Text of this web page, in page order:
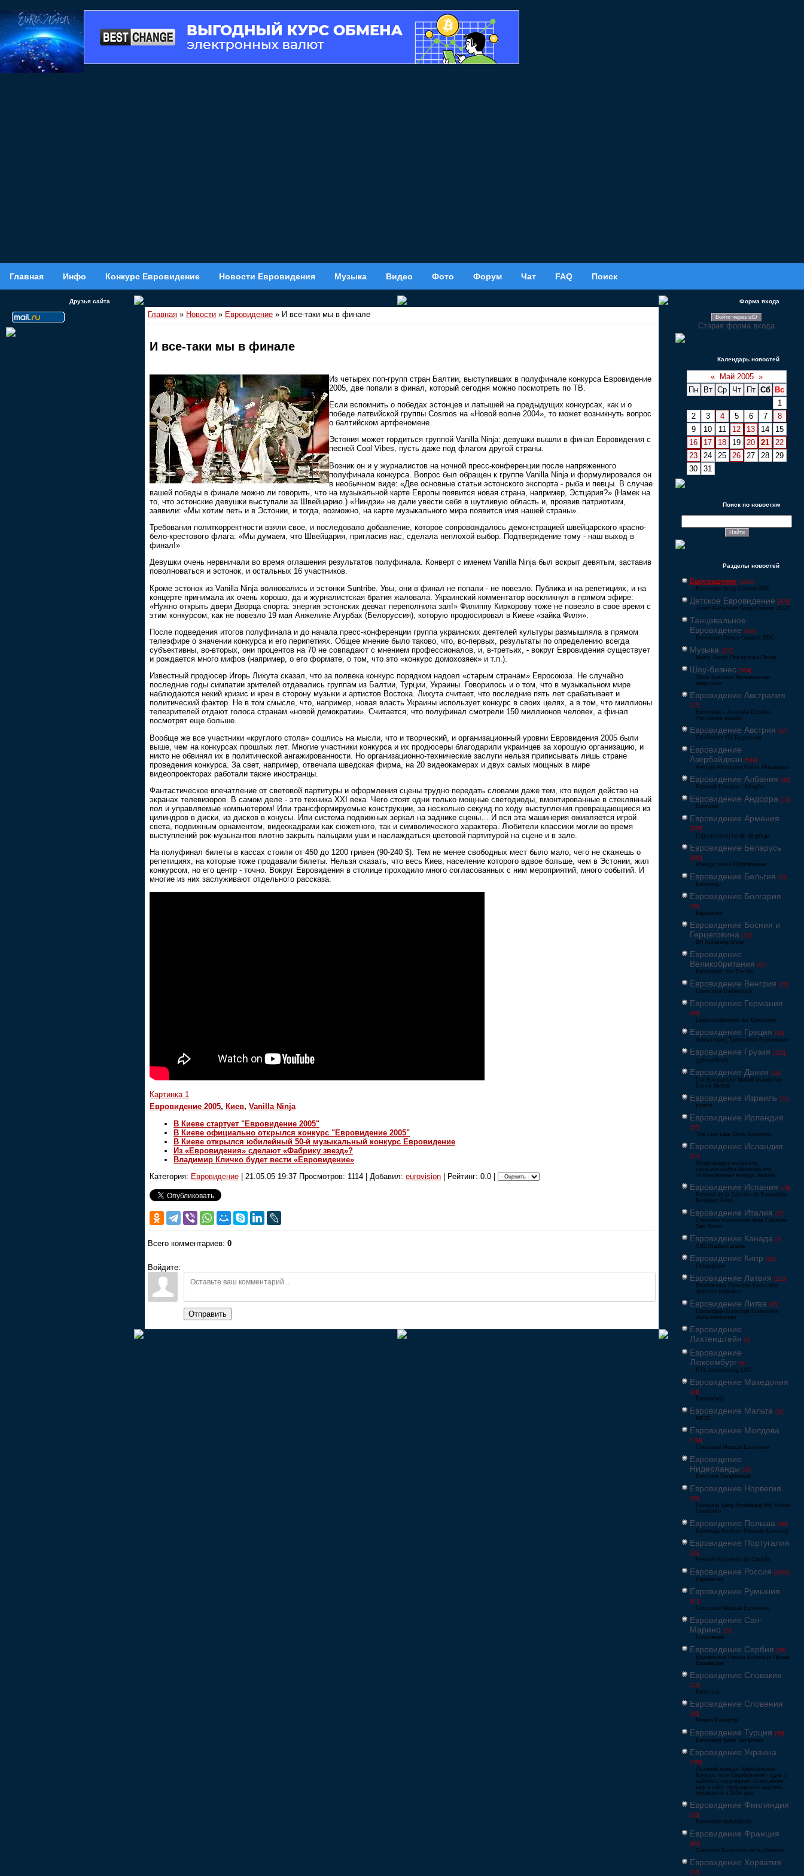
Главная Инфо Конкурс Евровидение Новости Евровидения Музыка Видео Фото Форум Чат FAQ Поиск
Друзья сайта
Главная » Новости » Евровидение » И все-таки мы в финале
И все-таки мы в финале
Из четырех поп-групп стран Балтии, выступивших в полуфинале конкурса Евровидение
2005, две попали в финал, который сегодня можно посмотреть по ТВ.
Если вспомнить о победах эстонцев и латышей на предыдущих конкурсах, как и о
победе латвийской группы Cosmos на «Новой волне 2004», то может возникнуть вопрос
о балтийском артфеномене.
Эстония может гордиться группой Vanilla Ninja: девушки вышли в финал Евровидения с
песней Cool Vibes, пусть даже под флагом другой страны.
Возник он и у журналистов на ночной пресс-конференции после напряженного
полуфинала конкурса. Вопрос был обращен к группе Vanilla Ninja и формулировался он
в необычном виде: «Две основные статьи эстонского экспорта - рыба и певцы. В случае
вашей победы в финале можно ли говорить, что на музыкальной карте Европы появится новая страна, например, Эстцария?» (Намек на
то, что эстонские девушки выступали за Швейцарию.) «Ниндзи» не дали увести себя в шутливую область и, проявив патриотизм,
заявили: «Мы хотим петь и в Эстонии, и тогда, возможно, на карте музыкального мира появится имя нашей страны».
Требования политкорректности взяли свое, и последовало добавление, которое сопровождалось демонстрацией швейцарского красно-
бело-крестового флага: «Мы думаем, что Швейцария, пригласив нас, сделала неплохой выбор. Подтверждение тому - наш выход в
финал!»
Девушки очень нервничали во время оглашения результатов полуфинала. Конверт с именем Vanilla Ninja был вскрыт девятым, заставив
поволноваться и эстонок, и остальных 16 участников.
Кроме эстонок из Vanilla Ninja волновались и эстонки Suntribe. Увы, они в финал не попали - не повезло. Публика и на репетициях, и на
концерте принимала их очень хорошо, да и журналистская братия жаловала. Украинский комментатор воскликнул в прямом эфире:
«Нужно открыть двери Дворца спорта: энергия эстонских девчат переполнила зал!» Филиппу Киркорову тоже не повезло в свое время с
этим конкурсом, как не повезло 19 мая Анжелике Агурбах (Белоруссия), которую продюсировал в Киеве «зайка Филя».
После подведения итогов полуфинала и до начала пресс-конференции группа украинских деятелей культуры размышляла в прямом
телеэфире о значении конкурса и его перипетиях. Общее мнение было таково, что, во-первых, результаты по определению всегда
субъективны, во-вторых, они процентов на 70 не совпадают с мнением профессионалов, и, в-третьих, - вокруг Евровидения существует
и рождается много мифов (например, о его формате, о том, что это «конкурс домохозяек» и т.п.).
Известный продюсер Игорь Лихута сказал, что за полвека конкурс порядком надоел «старым странам» Евросоюза. Не случайно
последние годы симпатии зрителей отдавались группам из Балтии, Турции, Украины. Говорилось и о том, что в музыкальном мире
наблюдаются некий кризис и крен в сторону музыки и артистов Востока. Лихута считает, что последние пять лет срабатывает и
политический фактор. Не в том смысле, что, например, новая власть Украины использует конкурс в своих целях, а в том, что миллионы
телезрителей отдают голоса странам «новой демократии». Считается, что полуфинал смотрели 150 миллионов человек, а финал
посмотрят еще больше.
Вообще же все участники «круглого стола» сошлись на мысли, что и творческий, и организационный уровни Евровидения 2005 были
выше, чем на конкурсах прошлых лет. Многие участники конкурса и их продюсеры благодарили украинцев за хорошую организацию, и
никто не обвинял их в политической ангажированности. Но организационно-технические заслуги нельзя приписывать лишь стране
проведения конкурса. За свет, например, отвечала шведская фирма, на 20 видеокамерах и двух самых мощных в мире
видеопроекторах работали также иностранцы.
Фантастическое впечатление от световой партитуры и оформления сцены трудно передать словами даже тем, кто видел действо на
экранах телевизоров. В самом деле - это техника XXI века. Чего стоят одни только мощные светодиоды, вмонтированные в стеклянный
пол и управляемые компьютером! Или трансформируемые конструкции, за несколько секунд по ходу выступления превращающиеся из
цилиндров в диски, из дисков в конусы. Или система подвижных зеркал на заднике сцены… И вся эта машинерия оживляется игрой
света, подвижным орнаментом, видеокадрами как сюжетного, так и символического характера. Любители классики могли во время
выступлений рок-музыкантов плотно закрыть пальцами уши и наслаждаться цветовой партитурой на сцене и в зале.
На полуфинал билеты в кассах стоили от 450 до 1200 гривен (90-240 $). Тем не менее свободных мест было мало, чего не скажешь о
репетициях, на которые тоже продавали билеты. Нельзя сказать, что весь Киев, население которого вдвое больше, чем в Эстонии, жил
конкурсом, но его центр - точно. Вокруг Евровидения в столице проходило много согласованных с ним мероприятий, много событий. И
многие из них заслуживают отдельного рассказа.
Картинка 1
Евровидение 2005, Киев, Vanilla Ninja
В Киеве стартует "Евровидение 2005"
В Киеве официально открылся конкурс "Евровидение 2005"
В Киеве открылся юбилейный 50-й музыкальный конкурс Евровидение
Из «Евровидения» сделают «Фабрику звезд»?
Владимир Кличко будет вести «Евровидение»
Категория: Евровидение 21.05.05 19:37 Просмотров: 1114 | Добавил: eurovision | Рейтинг: 0.0 |
Всего комментариев: 0
Войдите:
Отправить
Форма входа
Войти через uID
Старая форма входа
Календарь новостей
« Май 2005 »
Пн
Вт Ср Чт Пт Сб
Вс
1
2
3 4 5 6 7
8
9
10 11 12 13 14
15
16
17 18 19 20 21
22
23
24 25 26 27 28
29
30
31
Поиск по новостям
Разделы новостей
Евровидение [1858]
Eurovision Song Contest ESC
Детское Евровидение [878]
Junior Eurovision Song Contest JESC
Танцевальное
Евровидение [106]
Eurovision Dance Contest EDC
Музыка [257]
Music Songs Поп-музыка Песни
Шоу-бизнес [564]
Show Business Музыкальная
индустрия
Евровидение Австралия
[17]
Eurovision – Australia Decides
Австралия решает
Евровидение Австрия [24]
Ö3-Wecker Ö3 Будильник
Евровидение
Азербайджан [549]
Avrovijn Avroviziya Mahnı Müsabiqəsi
Евровидение Албания [32]
Festivali Evropian i Këngës
Евровидение Андорра [15]
Eurovisió
Евровидение Армения
[228]
Եվրատեսիլ երգի մրցույթ
Евровидение Беларусь
[600]
Конкурс песні Еўрабачанне
Евровидение Бельгия [24]
Eurosong
Евровидение Болгария
[26]
Евровизия
Евровидение Босния и
Герцеговина [21]
BH Eurosong Show
Евровидение
Великобритания [67]
Eurovision: You Decide
Евровидение Венгрия [22]
Eurovíziós Dalfesztivá
Евровидение Германия
[80]
Liederwettbewerb der Eurovision
Евровидение Греция [52]
Διαγωνισμός Τραγουδιού Ευρώεικονα
Евровидение Грузия [122]
ევროვიზიის
Евровидение Дания [29]
Det Europæiske Melodi Grand Prix
Dansk Melodi
Евровидение Израиль [71]
‏אירוויזיון
Евровидение Ирландия
[27]
The Late Late Show Eurosong
Евровидение Исландия
[21]
Söngvakeppni evrópskra
sjónvarpsstöðva Европейский
телевизионный конкурс певцов
Евровидение Испания [79]
Festival de la Canción de Eurovisión
Benidorm Fest
Евровидение Италия [27]
Concorso Eurovisione della Canzone
San Remo
Евровидение Канада [3]
CBC/Radio-Canada
Евровидение Кипр [52]
Γιουροβίζιον
Евровидение Латвия [125]
Eirodziesma Eirovīzija Eirovīzijas
dziesmu konkurss
Евровидение Литва [65]
Eurovizijoje Eurovizija Eurovizijos
dainų konkursas
Евровидение
Лихтенштейн [6]
Евровидение
Люксембург [6]
RTL Luxembourg LSC
Евровидение Македония
[24]
Евровизија
Евровидение Мальта [51]
MESC
Евровидение Молдова
[134]
Concursul Muzical Eurovision
Евровидение
Нидерланды [26]
Eurovisie Songfestival
Евровидение Норвегия
[39]
Eurosong Sang Ryddesalg Nrk Melodi
Grand Prix
Евровидение Польша [36]
Eurowizja Konkurs Piosenki Eurowizji
Евровидение Португалия
[25]
Festival Eurovisão da Canção
Евровидение Россия [1062]
Европесня
Евровидение Румыния
[41]
Concursul Muzical Eurovision
Евровидение Сан-
Марино [23]
Eurovisione
Евровидение Сербия [39]
Еуровисион Pesma Evrovizije Песма
Евровизије
Евровидение Словакия
[13]
Eurovízia
Евровидение Словения
[26]
Pesem Evrovizije
Евровидение Турция [66]
Eurovision Şarkı Yarışması
Евровидение Украина
[796]
Пісенний конкурс Євробачення
Конкурс пісні Євробачення - одне з
найбільш популярних телевізійних
шоу в світі, проводиться щорічно,
починаючи з 1956 року
Евровидение Финляндия
[33]
Eurovision laulukilpailu
Евровидение Франция
[49]
Concours Eurovision de la chanson
Евровидение Хорватия
[22]